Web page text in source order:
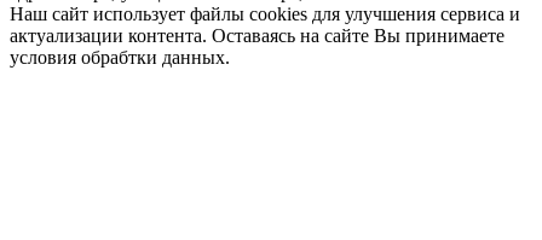
Наш сайт использует файлы cookies для улучшения сервиса и
актуализации контента. Оставаясь на сайте Вы принимаете
условия обрабтки данных.